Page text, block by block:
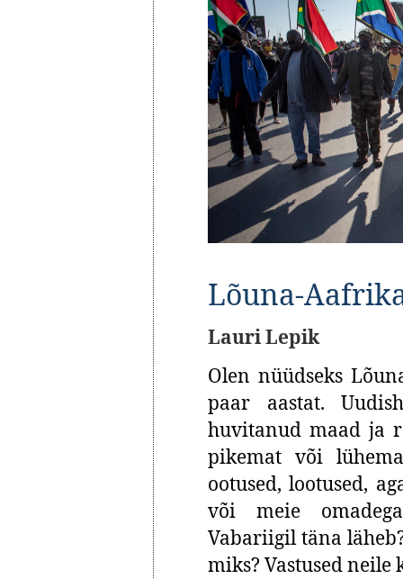
Lõuna-
Lauri Lepik
Olen nüüdseks
paar aastat.
huvitanud maad ja
pikemat või
ootused, lootused,
või meie
Vabariigil täna
miks? Vastused neile